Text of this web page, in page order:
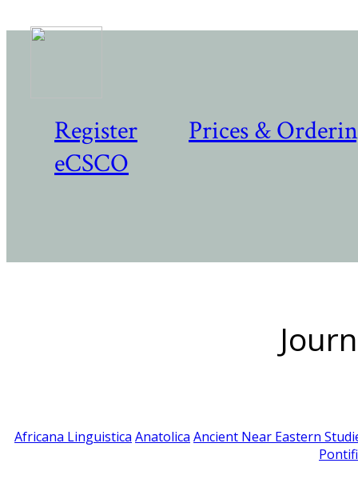
Register
Prices &
eCSCO
Africana Linguistica Anatolica Ancient Near Eastern